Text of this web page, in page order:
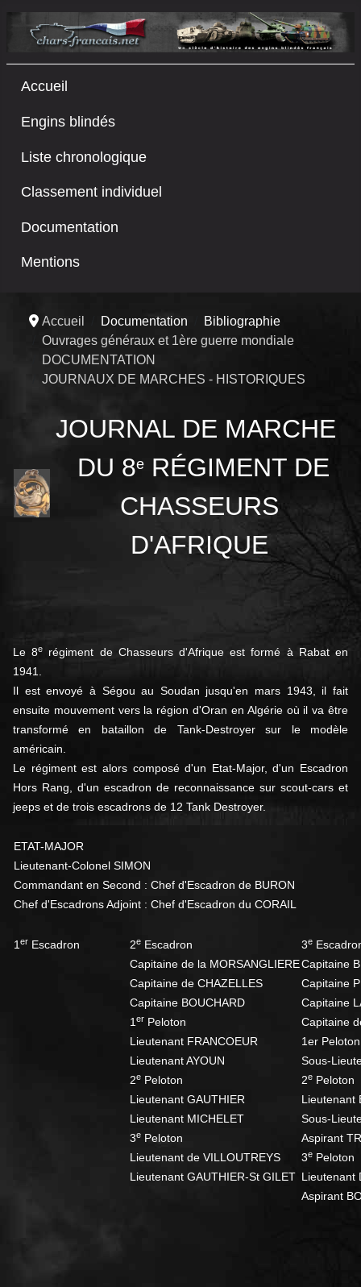
Accueil
Engins blindés
Liste chronologique
Classement individuel
Documentation
Mentions
Accueil Documentation
Bibliographie
Ouvrages généraux et 1ère guerre mondiale
DOCUMENTATION
JOURNAUX DE MARCHES - HISTORIQUES
JOURNAL DE MARCHE
DU 8eRÉGIMENT DE
CHASSEURS
D'AFRIQUE
Le 8e
régiment de Chasseurs d'Afrique est formé à Rabat en
1941.
Il est envoyé à Ségou au Soudan jusqu'en mars 1943, il fait
ensuite mouvement vers la région d'Oran en Algérie où il va être
transformé en bataillon de Tank-Destroyer sur le modèle
américain.
Le régiment est alors composé d'un Etat-Major, d'un Escadron
Hors Rang, d'un escadron de reconnaissance sur scout-cars et
jeeps et de trois escadrons de 12 Tank Destroyer.
ETAT-MAJOR
Lieutenant-Colonel SIMON
Commandant en Second : Chef d'Escadron de BURON
Chef d'Escadrons Adjoint : Chef d'Escadron du CORAIL
1 er Escadron 2e Escadron
Capitaine de la MORSANGLIERE
Capitaine de CHAZELLES
Capitaine BOUCHARD
1 er Peloton
Lieutenant FRANCOEUR
Lieutenant AYOUN
2e Peloton
Lieutenant GAUTHIER
Lieutenant MICHELET
3e Peloton
Lieutenant de VILLOUTREYS
Lieutenant GAUTHIER-St GILET
3e
Capitaine
Capitaine
Capitaine
Capitaine
1er Peloton
Sous-
2e Peloton
Lieutenant
Sous-
Aspirant
3e Peloton
Lieutenant
Aspirant